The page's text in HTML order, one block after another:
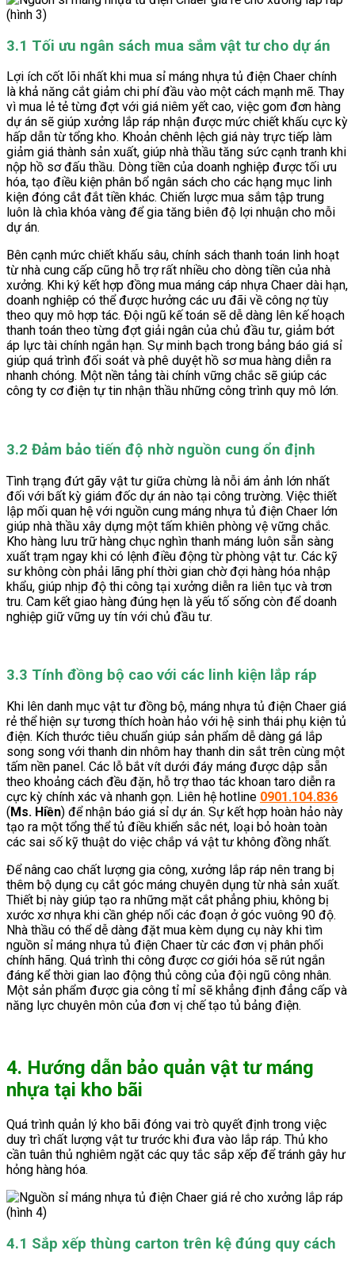
3.1 Tối ưu ngân sách mua sắm vật tư cho dự án
Lợi ích cốt lõi nhất khi mua sỉ máng nhựa tủ điện Chaer chính
là khả năng cắt giảm chi phí đầu vào một cách mạnh mẽ. Thay
vì mua lẻ tẻ từng đợt với giá niêm yết cao, việc gom đơn hàng
dự án sẽ giúp xưởng lắp ráp nhận được mức chiết khấu cực kỳ
hấp dẫn từ tổng kho. Khoản chênh lệch giá này trực tiếp làm
giảm giá thành sản xuất, giúp nhà thầu tăng sức cạnh tranh khi
nộp hồ sơ đấu thầu. Dòng tiền của doanh nghiệp được tối ưu
hóa, tạo điều kiện phân bổ ngân sách cho các hạng mục linh
kiện đóng cắt đắt tiền khác. Chiến lược mua sắm tập trung
luôn là chìa khóa vàng để gia tăng biên độ lợi nhuận cho mỗi
dự án.
Bên cạnh mức chiết khấu sâu, chính sách thanh toán linh hoạt
từ nhà cung cấp cũng hỗ trợ rất nhiều cho dòng tiền của nhà
xưởng. Khi ký kết hợp đồng mua máng cáp nhựa Chaer dài hạn,
doanh nghiệp có thể được hưởng các ưu đãi về công nợ tùy
theo quy mô hợp tác. Đội ngũ kế toán sẽ dễ dàng lên kế hoạch
thanh toán theo từng đợt giải ngân của chủ đầu tư, giảm bớt
áp lực tài chính ngắn hạn. Sự minh bạch trong bảng báo giá sỉ
giúp quá trình đối soát và phê duyệt hồ sơ mua hàng diễn ra
nhanh chóng. Một nền tảng tài chính vững chắc sẽ giúp các
công ty cơ điện tự tin nhận thầu những công trình quy mô lớn.
3.2 Đảm bảo tiến độ nhờ nguồn cung ổn định
Tình trạng đứt gãy vật tư giữa chừng là nỗi ám ảnh lớn nhất
đối với bất kỳ giám đốc dự án nào tại công trường. Việc thiết
lập mối quan hệ với nguồn cung máng nhựa tủ điện Chaer lớn
giúp nhà thầu xây dựng một tấm khiên phòng vệ vững chắc.
Kho hàng lưu trữ hàng chục nghìn thanh máng luôn sẵn sàng
xuất trạm ngay khi có lệnh điều động từ phòng vật tư. Các kỹ
sư không còn phải lãng phí thời gian chờ đợi hàng hóa nhập
khẩu, giúp nhịp độ thi công tại xưởng diễn ra liên tục và trơn
tru. Cam kết giao hàng đúng hẹn là yếu tố sống còn để doanh
nghiệp giữ vững uy tín với chủ đầu tư.
3.3 Tính đồng bộ cao với các linh kiện lắp ráp
Khi lên danh mục vật tư đồng bộ, máng nhựa tủ điện Chaer giá
rẻ thể hiện sự tương thích hoàn hảo với hệ sinh thái phụ kiện tủ
điện. Kích thước tiêu chuẩn giúp sản phẩm dễ dàng gá lắp
song song với thanh din nhôm hay thanh din sắt trên cùng một
tấm nền panel. Các lỗ bắt vít dưới đáy máng được dập sẵn
theo khoảng cách đều đặn, hỗ trợ thao tác khoan taro diễn ra
cực kỳ chính xác và nhanh gọn. Liên hệ hotline 0901.104.836
( Ms. Hiền) để nhận báo giá sỉ dự án. Sự kết hợp hoàn hảo này
tạo ra một tổng thể tủ điều khiển sắc nét, loại bỏ hoàn toàn
các sai số kỹ thuật do việc chắp vá vật tư không đồng nhất.
Để nâng cao chất lượng gia công, xưởng lắp ráp nên trang bị
thêm bộ dụng cụ cắt góc máng chuyên dụng từ nhà sản xuất.
Thiết bị này giúp tạo ra những mặt cắt phẳng phiu, không bị
xước xơ nhựa khi cần ghép nối các đoạn ở góc vuông 90 độ.
Nhà thầu có thể dễ dàng đặt mua kèm dụng cụ này khi tìm
nguồn sỉ máng nhựa tủ điện Chaer từ các đơn vị phân phối
chính hãng. Quá trình thi công được cơ giới hóa sẽ rút ngắn
đáng kể thời gian lao động thủ công của đội ngũ công nhân.
Một sản phẩm được gia công tỉ mỉ sẽ khẳng định đẳng cấp và
năng lực chuyên môn của đơn vị chế tạo tủ bảng điện.
4. Hướng dẫn bảo quản vật tư máng
nhựa tại kho bãi
Quá trình quản lý kho bãi đóng vai trò quyết định trong việc
duy trì chất lượng vật tư trước khi đưa vào lắp ráp. Thủ kho
cần tuân thủ nghiêm ngặt các quy tắc sắp xếp để tránh gây hư
hỏng hàng hóa.
4.1 Sắp xếp thùng carton trên kệ đúng quy cách